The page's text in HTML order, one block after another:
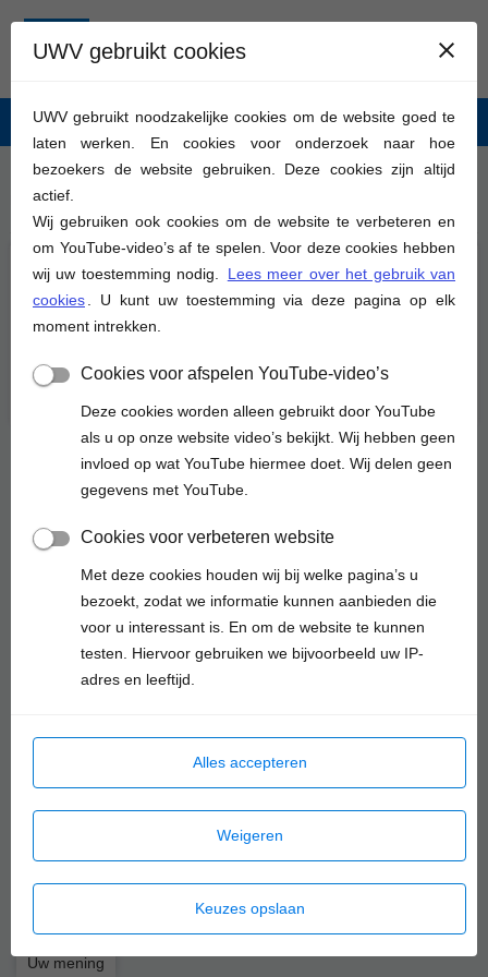
UWV gebruikt cookies
UWV gebruikt noodzakelijke cookies om de website goed te
laten werken. En cookies voor onderzoek naar hoe
bezoekers de website gebruiken. Deze cookies zijn altijd
actief.
Wij gebruiken ook cookies om de website te verbeteren en
om YouTube-video’s af te spelen. Voor deze cookies hebben
wij uw toestemming nodig.
Lees meer over het gebruik van
cookies
. U kunt uw toestemming via deze pagina op elk
moment intrekken.
Cookies voor afspelen YouTube-video’s
Deze cookies worden alleen gebruikt door YouTube
als u op onze website video’s bekijkt. Wij hebben geen
invloed op wat YouTube hiermee doet. Wij delen geen
gegevens met YouTube.
Cookies voor verbeteren website
Met deze cookies houden wij bij welke pagina’s u
bezoekt, zodat we informatie kunnen aanbieden die
voor u interessant is. En om de website te kunnen
testen. Hiervoor gebruiken we bijvoorbeeld uw IP-
adres en leeftijd.
Alles accepteren
Weigeren
Keuzes opslaan
Webformulieren UWV
Fout
Er is geen sessie gevonden. Mogelijk is de sessie verlopen.
U kunt het formulier opnieuw invullen. Mocht deze
foutmelding zich weer voordoen, controleer dan of uw
browser cookies ondersteunt.
Uw mening